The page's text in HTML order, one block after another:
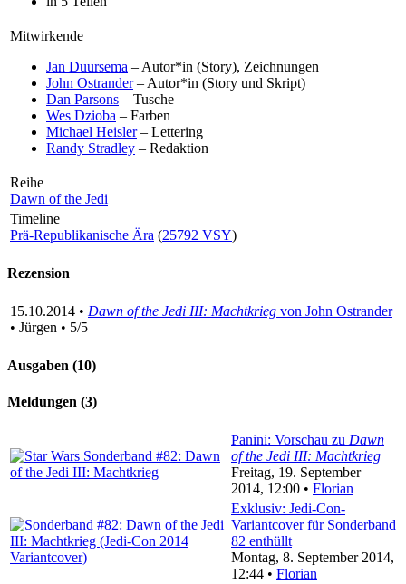
Mitwirkende
Jan Duursema – Autor*in (Story), Zeichnungen
John Ostrander– Autor*in (Story und Skript)
Dan Parsons – Tusche
Wes Dzioba – Farben
Michael Heisler– Lettering
Randy Stradley – Redaktion
Reihe
Dawn of the Jedi
Timeline
Prä-Republikanische Ära (25792 VSY)
Rezension
15.10.2014 • Dawn of the Jedi III: Machtkrieg von John Ostrander
• Jürgen • 5/5
Ausgaben (10)
Meldungen (3)
Panini: Vorschau zu Dawn
of the Jedi III: Machtkrieg
Freitag, 19. September
2014, 12:00 • Florian
Exklusiv: Jedi-Con-
Variantcover für Sonderband
82 enthüllt
Montag, 8. September 2014,
12:44 • Florian